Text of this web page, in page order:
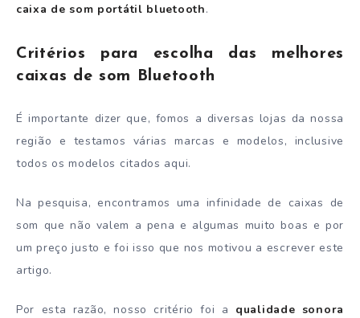
caixa de som portátil bluetooth.
Critérios para escolha das melhores
caixas de som Bluetooth
É importante dizer que, fomos a diversas lojas da nossa
região e testamos várias marcas e modelos, inclusive
todos os modelos citados aqui.
Na pesquisa, encontramos uma infinidade de caixas de
som que não valem a pena e algumas muito boas e por
um preço justo e foi isso que nos motivou a escrever este
artigo.
Por esta razão, nosso critério foi a qualidade sonora